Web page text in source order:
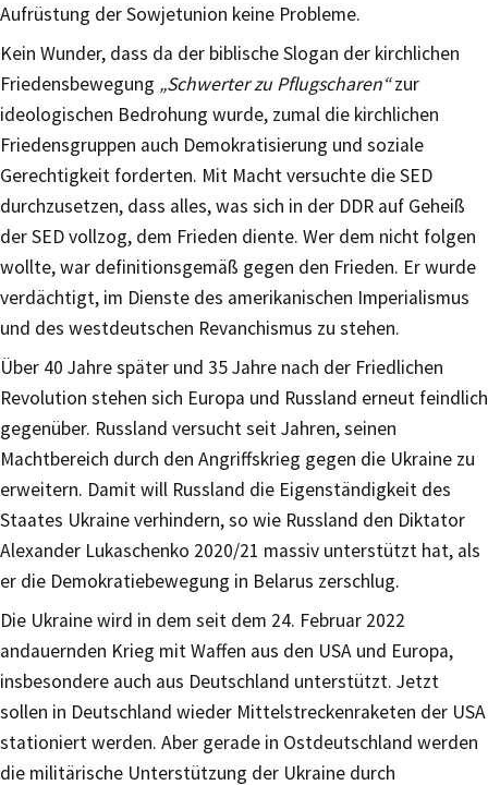
Aufrüstung der Sowjetunion keine Probleme.
Kein Wunder, dass da der biblische Slogan der kirchlichen
Friedensbewegung „Schwerter zu Pflugscharen“zur
ideologischen Bedrohung wurde, zumal die kirchlichen
Friedensgruppen auch Demokratisierung und soziale
Gerechtigkeit forderten. Mit Macht versuchte die SED
durchzusetzen, dass alles, was sich in der DDR auf Geheiß
der SED vollzog, dem Frieden diente. Wer dem nicht folgen
wollte, war definitionsgemäß gegen den Frieden. Er wurde
verdächtigt, im Dienste des amerikanischen Imperialismus
und des westdeutschen Revanchismus zu stehen.
Über 40 Jahre später und 35 Jahre nach der Friedlichen
Revolution stehen sich Europa und Russland erneut feindlich
gegenüber. Russland versucht seit Jahren, seinen
Machtbereich durch den Angriffskrieg gegen die Ukraine zu
erweitern. Damit will Russland die Eigenständigkeit des
Staates Ukraine verhindern, so wie Russland den Diktator
Alexander Lukaschenko 2020/21 massiv unterstützt hat, als
er die Demokratiebewegung in Belarus zerschlug.
Die Ukraine wird in dem seit dem 24. Februar 2022
andauernden Krieg mit Waffen aus den USA und Europa,
insbesondere auch aus Deutschland unterstützt. Jetzt
sollen in Deutschland wieder Mittelstreckenraketen der USA
stationiert werden. Aber gerade in Ostdeutschland werden
die militärische Unterstützung der Ukraine durch